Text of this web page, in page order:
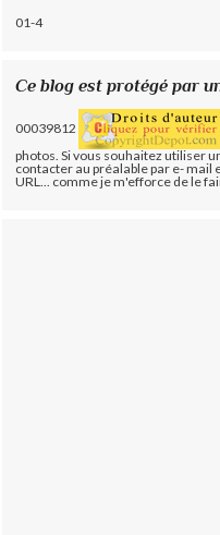
01-4
Ce blog est protégé par
00039812
photos. Si vous souhaitez utiliser
contacter au préalable par e- mail
URL... comme je m'efforce de le